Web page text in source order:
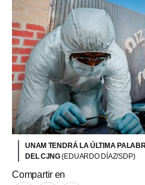
UNAM TENDRÁ LA ÚLTIMA
DEL CJNG(EDUARDO DÍAZ/SDP)
Compartir en